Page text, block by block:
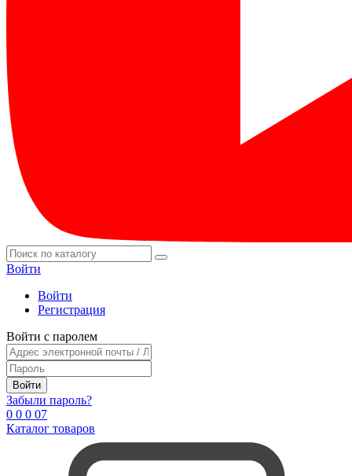
Войти
Войти
Регистрация
Войти с паролем
Войти
Забыли пароль?
0 0 0 07
Каталог товаров